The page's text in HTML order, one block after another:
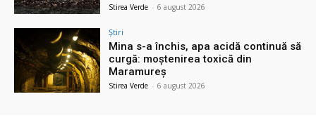
Stirea Verde - 6 august 2026
Știri
Mina s-a închis, apa acidă continuă să
curgă: moștenirea toxică din
Maramureș
Stirea Verde - 6 august 2026